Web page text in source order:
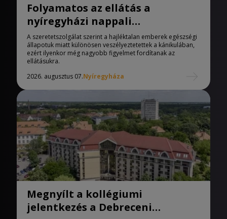
Folyamatos az ellátás a
nyíregyházi nappali
melegedőben
A szeretetszolgálat szerint a hajléktalan emberek egészségi
állapotuk miatt különösen veszélyeztetettek a kánikulában,
ezért ilyenkor még nagyobb figyelmet fordítanak az
ellátásukra.
2026. augusztus 07.Nyíregyháza
Megnyílt a kollégiumi
jelentkezés a Debreceni